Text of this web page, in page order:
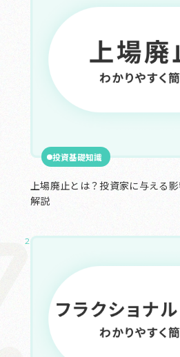
投資基礎知識
上場廃止とは？投資家に与える
解説
2025.01.24